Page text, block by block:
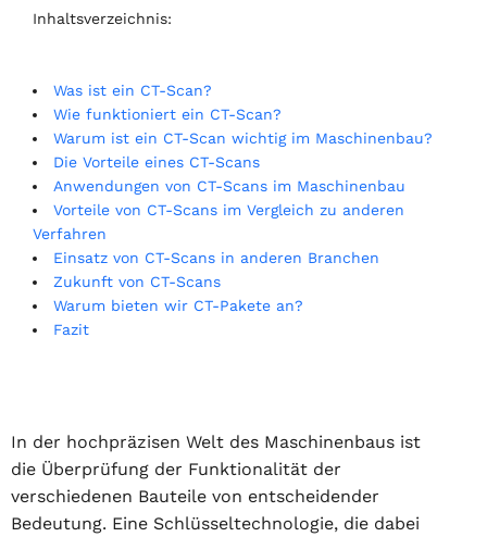
Inhaltsverzeichnis:
Was ist ein CT-Scan?
Wie funktioniert ein CT-Scan?
Warum ist ein CT-Scan wichtig im Maschinenbau?
Die Vorteile eines CT-Scans
Anwendungen von CT-Scans im Maschinenbau
Vorteile von CT-Scans im Vergleich zu anderen
Verfahren
Einsatz von CT-Scans in anderen Branchen
Zukunft von CT-Scans
Warum bieten wir CT-Pakete an?
Fazit
In der hochpräzisen Welt des Maschinenbaus ist
die Überprüfung der Funktionalität der
verschiedenen Bauteile von entscheidender
Bedeutung. Eine Schlüsseltechnologie, die dabei